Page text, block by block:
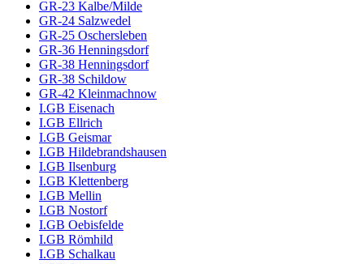
GR-23 Kalbe/Milde
GR-24 Salzwedel
GR-25 Oschersleben
GR-36 Henningsdorf
GR-38 Henningsdorf
GR-38 Schildow
GR-42 Kleinmachnow
I.GB Eisenach
I.GB Ellrich
I.GB Geismar
I.GB Hildebrandshausen
I.GB Ilsenburg
I.GB Klettenberg
I.GB Mellin
I.GB Nostorf
I.GB Oebisfelde
I.GB Römhild
I.GB Schalkau